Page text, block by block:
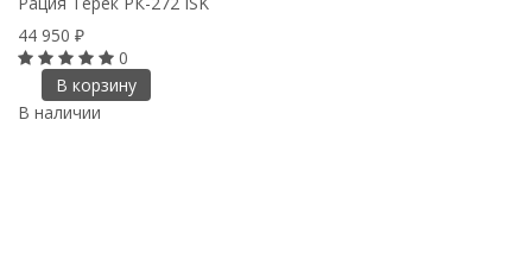
44 950 ₽
0
В корзину
В наличии